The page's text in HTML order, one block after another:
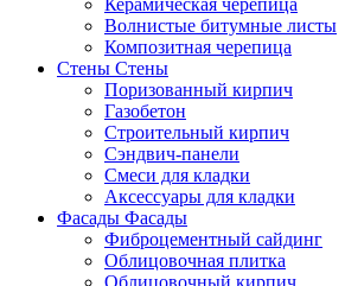
Керамическая черепица
Волнистые битумные листы
Композитная черепица
Стены Стены
Поризованный кирпич
Газобетон
Строительный кирпич
Сэндвич-панели
Смеси для кладки
Аксессуары для кладки
Фасады Фасады
Фиброцементный сайдинг
Облицовочная плитка